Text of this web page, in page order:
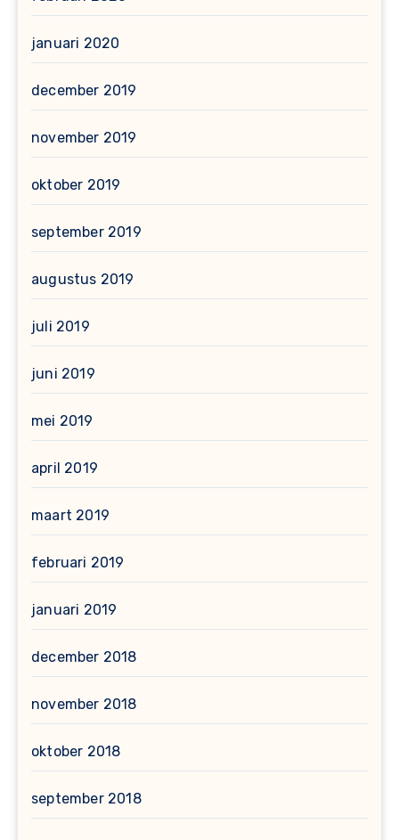
januari 2020
december 2019
november 2019
oktober 2019
september 2019
augustus 2019
juli 2019
juni 2019
mei 2019
april 2019
maart 2019
februari 2019
januari 2019
december 2018
november 2018
oktober 2018
september 2018